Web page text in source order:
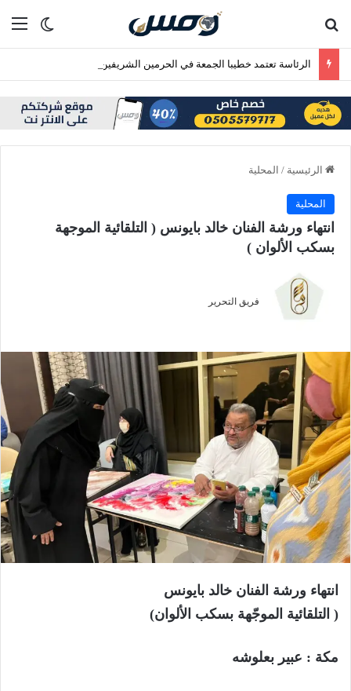
الوضع
الرئيسية / المحلية
المحلية
انتهاء ورشة الفنان خالد بايونس ( التلقائية الموجهة
بسكب الألوان )
فريق التحرير
انتهاء ورشة الفنان خالد بايونس
( التلقائية الموجّهة بسكب الألوان)
مكة : عبير بعلوشه